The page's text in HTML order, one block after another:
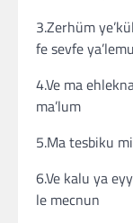
3.Zerhüm
fe sevfe
4.Ve ma
ma’lum
5.Ma tesbiku
6.Ve kalu ya
le mecnun